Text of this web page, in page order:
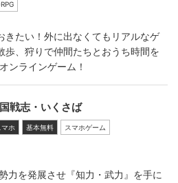
きたい！外に出なくてもリアルなゲ
歩、狩りで仲間たちとおうち時間を
ンラインゲーム！
戦志・いくさば
ホ 基本無料 スマホゲーム
力を発展させ『知力・武力』を手に